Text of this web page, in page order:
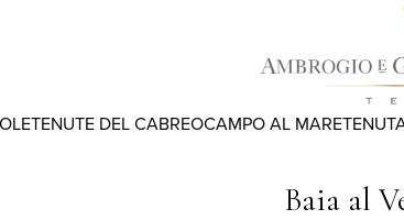
TENUTE DEL CABREOCAMPO AL MARE
Baia al